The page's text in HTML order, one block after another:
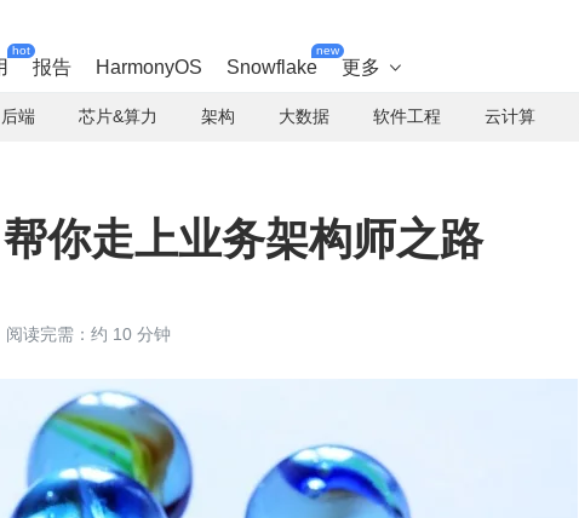
hot
报告 HarmonyOS Snowflake
new
更多 
后端 芯片&算力 架构 大数据 软件工程 云计算
你走上业务架构师之路
阅读完需：约 10 分钟